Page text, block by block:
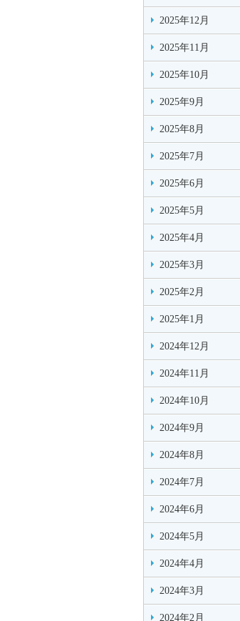
2025年12月
2025年11月
2025年10月
2025年9月
2025年8月
2025年7月
2025年6月
2025年5月
2025年4月
2025年3月
2025年2月
2025年1月
2024年12月
2024年11月
2024年10月
2024年9月
2024年8月
2024年7月
2024年6月
2024年5月
2024年4月
2024年3月
2024年2月